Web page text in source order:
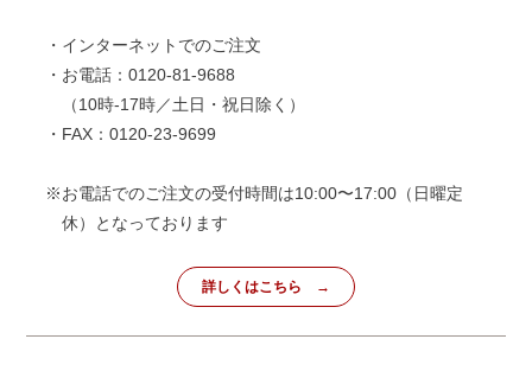
・インターネットでのご注文
・お電話：0120-81-9688
（10時-17時／土日・祝日除く）
・FAX：0120-23-9699
※お電話でのご注文の受付時間は10:00〜17:00（日曜定
休）となっております
詳しくはこちら